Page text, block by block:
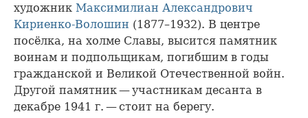
художник Максимилиан Александрович
Кириенко-Волошин (1877–1932). В центре
посёлка, на холме Славы, высится памятник
воинам и подпольщикам, погибшим в годы
гражданской и Великой Отечественной войн.
Другой памятник — участникам десанта в
декабре 1941 г. — стоит на берегу.